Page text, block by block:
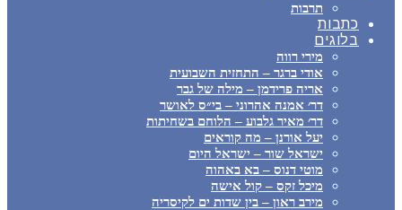
תרבות
כתבות
בלוגים
מירי רווה
אודי ברגר – התחזית השבועית
אריה פרידמן – מילה של גבר
דר׳ אמנה אהרוני – בי״ס לאושר
דר׳ מאיר גלבוע – הלוחם בשחיתות
יעל אורנן – מה קוראים
ישראל שור – ישראל היום
מוטי דנוס – בא באהוה
מיכל זקס – קול אישה
מירב ראון – בין שדות ים לקיסריה